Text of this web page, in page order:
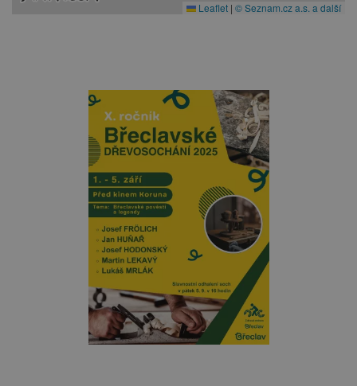
Leaflet | © Seznam.cz a.s. a další